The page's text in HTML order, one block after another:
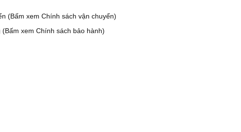
(Bấm xem Chính sách vận chuyển)
(Bấm xem Chính sách bảo hành)